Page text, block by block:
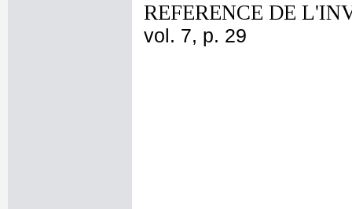
REFERENCE DE
vol. 7, p. 29